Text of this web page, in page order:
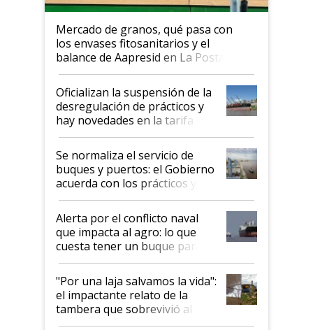
Mercado de granos, qué pasa con
los envases fitosanitarios y el
balance de Aapresid en La Posta
Oficializan la suspensión de la
desregulación de prácticos y
hay novedades en la tarifa de
la hidrovía
Se normaliza el servicio de
buques y puertos: el Gobierno
acuerda con los prácticos y
suspende el decreto de
desregulación
Alerta por el conflicto naval
que impacta al agro: lo que
cuesta tener un buque parado
y el peligro de que Argentina
pase a ser "país sucio"
"Por una laja salvamos la vida":
el impactante relato de la
tambera que sobrevivió al
tornado